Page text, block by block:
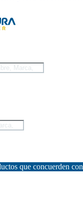
que concuerden